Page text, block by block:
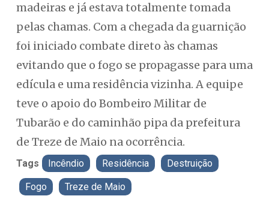
madeiras e já estava totalmente tomada
pelas chamas. Com a chegada da guarnição
foi iniciado combate direto às chamas
evitando que o fogo se propagasse para uma
edícula e uma residência vizinha. A equipe
teve o apoio do Bombeiro Militar de
Tubarão e do caminhão pipa da prefeitura
de Treze de Maio na ocorrência.
Tags Incêndio Residência Destruição
Fogo Treze de Maio